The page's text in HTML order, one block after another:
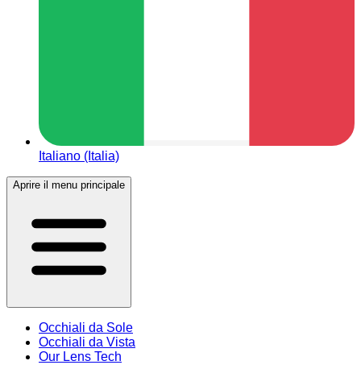
Italiano (Italia)
Aprire il menu principale
Occhiali da Sole
Occhiali da Vista
Our Lens Tech